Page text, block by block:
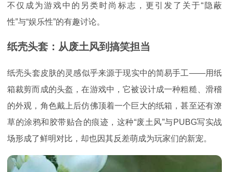
不仅成为游戏中的另类时尚标志，更引发了关于“隐蔽
性”与“娱乐性”的有趣讨论。
纸壳头套：从废土风到搞笑担当
纸壳头套皮肤的灵感似乎来源于现实中的简易手工——用纸
箱裁剪而成的头盔，在游戏中，它被设计成一种粗糙、滑稽
的外观，角色戴上后仿佛顶着一个巨大的纸箱，甚至还有潦
草的涂鸦和胶带贴合的痕迹，这种“废土风”与PUBG写实战
场形成了鲜明对比，却也因其反差萌成为玩家们的新宠。